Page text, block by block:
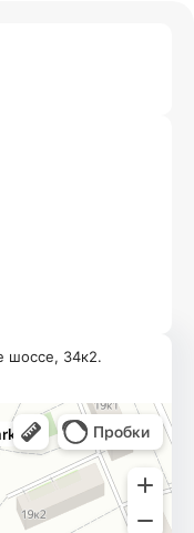
шоссе, 34к2.